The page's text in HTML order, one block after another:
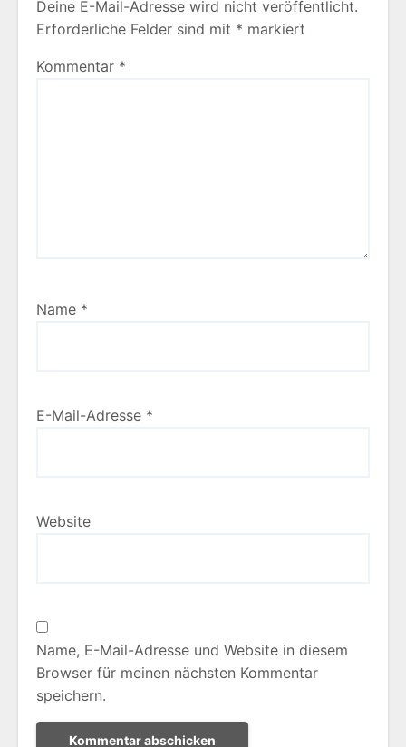
Deine E-Mail-Adresse wird nicht veröffentlicht.
Erforderliche Felder sind mit * markiert
Kommentar *
Name *
E-Mail-Adresse *
Website
Name, E-Mail-Adresse und Website in diesem
Browser für meinen nächsten Kommentar
speichern.